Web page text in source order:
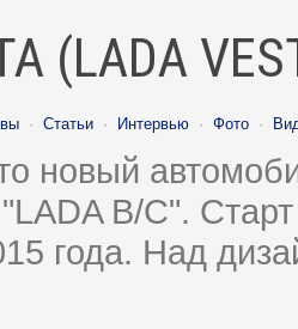
(LADA
· Статьи · Интервью · Фото ·
новый
B/C".
года. Над